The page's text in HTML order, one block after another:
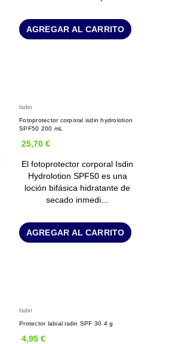
AGREGAR AL CARRITO
Isdin
Fotoprotector corporal isdin hydrolotion
SPF50 200 mL
25,70 €
El fotoprotector corporal Isdin
Hydrolotion SPF50 es una
loción bifásica hidratante de
secado inmedi…
AGREGAR AL CARRITO
Isdin
Protector labial isdin SPF 30 4 g
4,95 €